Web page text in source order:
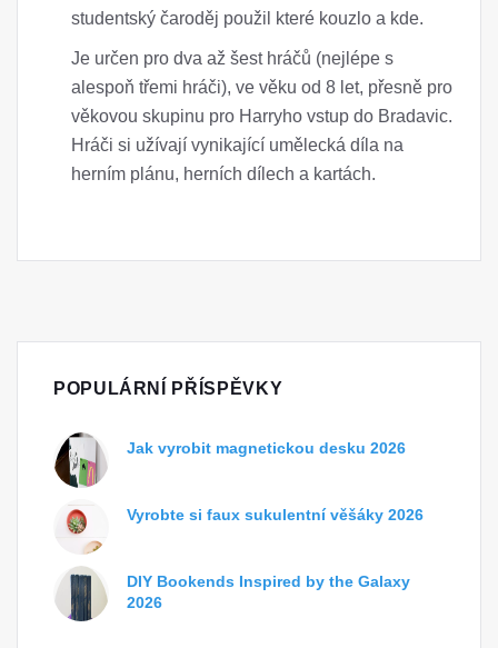
studentský čaroděj použil které kouzlo a kde.
Je určen pro dva až šest hráčů (nejlépe s
alespoň třemi hráči), ve věku od 8 let, přesně pro
věkovou skupinu pro Harryho vstup do Bradavic.
Hráči si užívají vynikající umělecká díla na
herním plánu, herních dílech a kartách.
POPULÁRNÍ PŘÍSPĚVKY
Jak vyrobit magnetickou desku 2026
Vyrobte si faux sukulentní věšáky 2026
DIY Bookends Inspired by the Galaxy
2026